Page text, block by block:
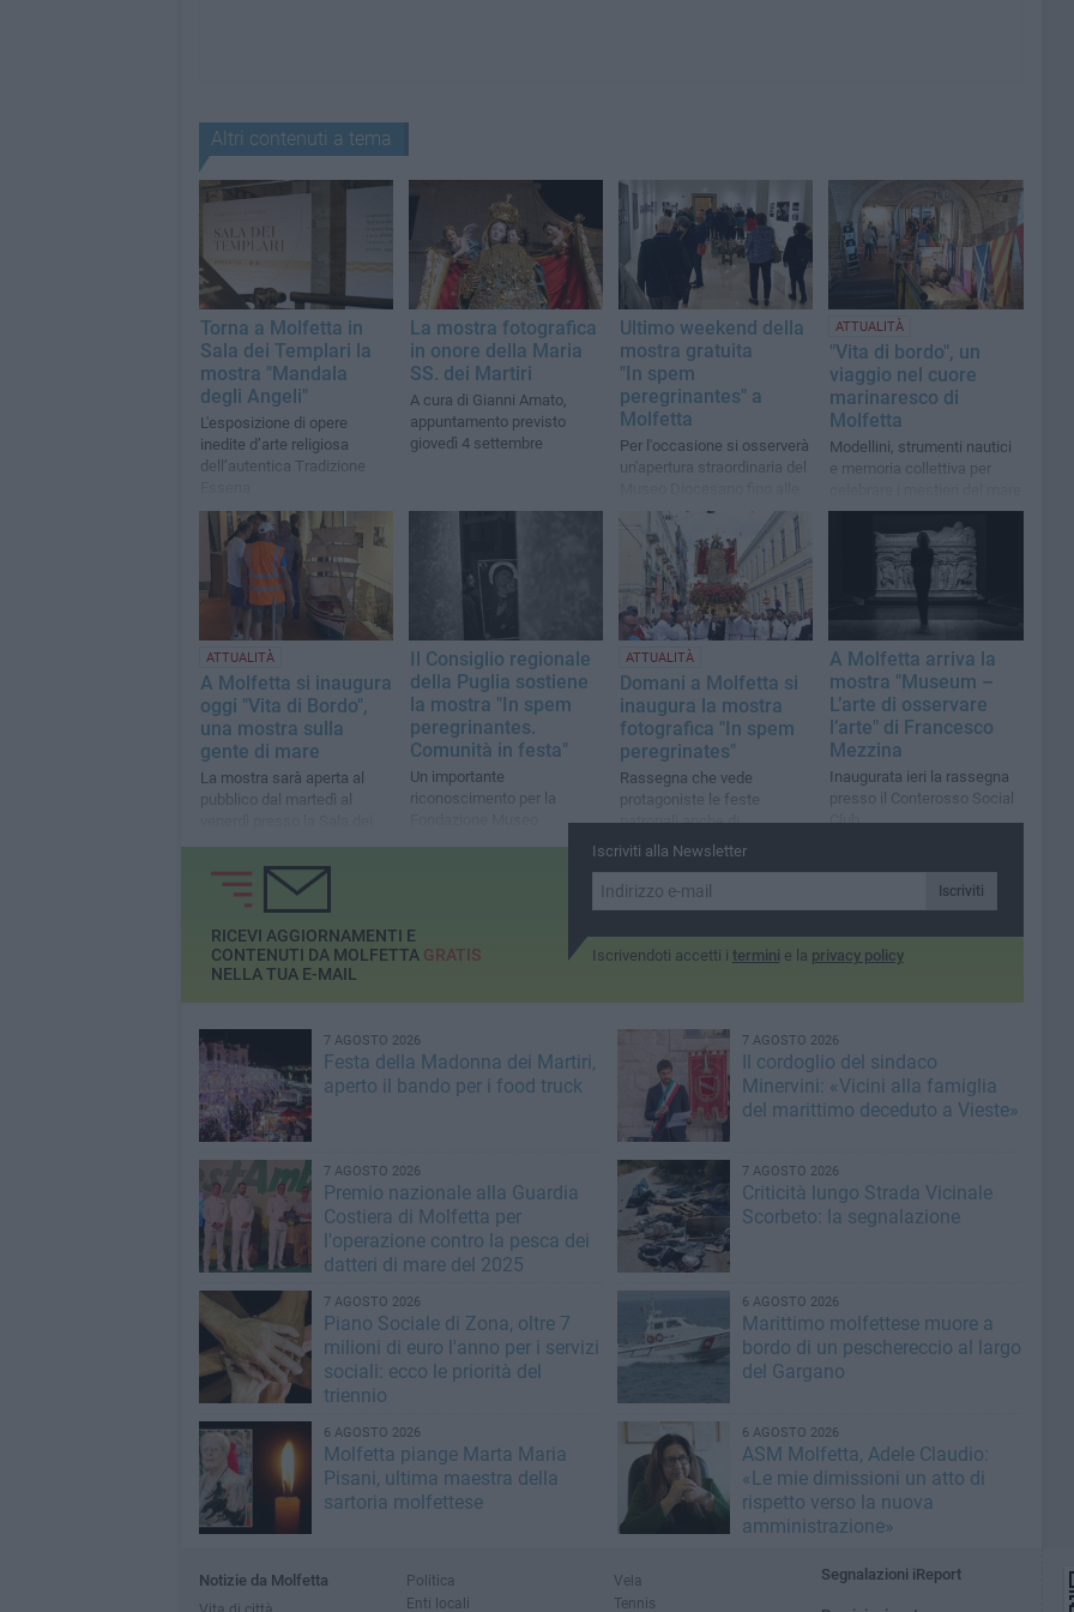
Altri contenuti a tema
Torna a Molfetta in
Sala dei Templari la
mostra "Mandala
degli Angeli"
L'esposizione di opere
inedite d’arte religiosa
dell’autentica Tradizione
La mostra fotografica
in onore della Maria
SS. dei Martiri
A cura di Gianni Amato,
appuntamento previsto
giovedì 4 settembre
Ultimo weekend della
mostra gratuita
"In spem
peregrinantes" a
Molfetta
Per l'occasione si osserverà
un'apertura straordinaria del
ore 21
ATTUALITÀ
"Vita di bordo", un
viaggio nel cuore
marinaresco di
Molfetta
Modellini, strumenti nautici
e memoria collettiva per
ATTUALITÀ
A Molfetta si inaugura
oggi "Vita di Bordo",
una mostra sulla
gente di mare
La mostra sarà aperta al
pubblico dal martedì al
Il Consiglio regionale
della Puglia sostiene
la mostra "In spem
peregrinantes.
Comunità in festa"
Un importante
riconoscimento per la
ATTUALITÀ
Domani a Molfetta si
inaugura la mostra
fotografica "In spem
peregrinates"
Rassegna che vede
protagoniste le feste
patronali anche di
Ruvo, Giovinazzo e Terlizzi
A Molfetta arriva la
mostra "Museum –
L’arte di osservare
l’arte" di Francesco
Mezzina
Inaugurata ieri la rassegna
presso il Conterosso Social
Club
Iscriviti alla Newsletter
Iscriviti
Iscrivendoti accetti i termini e la privacy policy
RICEVI AGGIORNAMENTI E
CONTENUTI DA MOLFETTA GRATIS
NELLA TUA E-MAIL
7 AGOSTO 2026
Festa della Madonna dei Martiri,
aperto il bando per i food truck
7 AGOSTO 2026
Il cordoglio del sindaco
Minervini: «Vicini alla famiglia
del marittimo deceduto a Vieste»
7 AGOSTO 2026
Premio nazionale alla Guardia
Costiera di Molfetta per
l'operazione contro la pesca dei
datteri di mare del 2025
7 AGOSTO 2026
Criticità lungo Strada Vicinale
Scorbeto: la segnalazione
7 AGOSTO 2026
Piano Sociale di Zona, oltre 7
milioni di euro l'anno per i servizi
sociali: ecco le priorità del
triennio
6 AGOSTO 2026
Marittimo molfettese muore a
bordo di un peschereccio al largo
del Gargano
6 AGOSTO 2026
Molfetta piange Marta Maria
Pisani, ultima maestra della
sartoria molfettese
6 AGOSTO 2026
ASM Molfetta, Adele Claudio:
«Le mie dimissioni un atto di
rispetto verso la nuova
amministrazione»
Notizie da Molfetta
Politica
Enti locali
Vela
Tennis
Segnalazioni iReport